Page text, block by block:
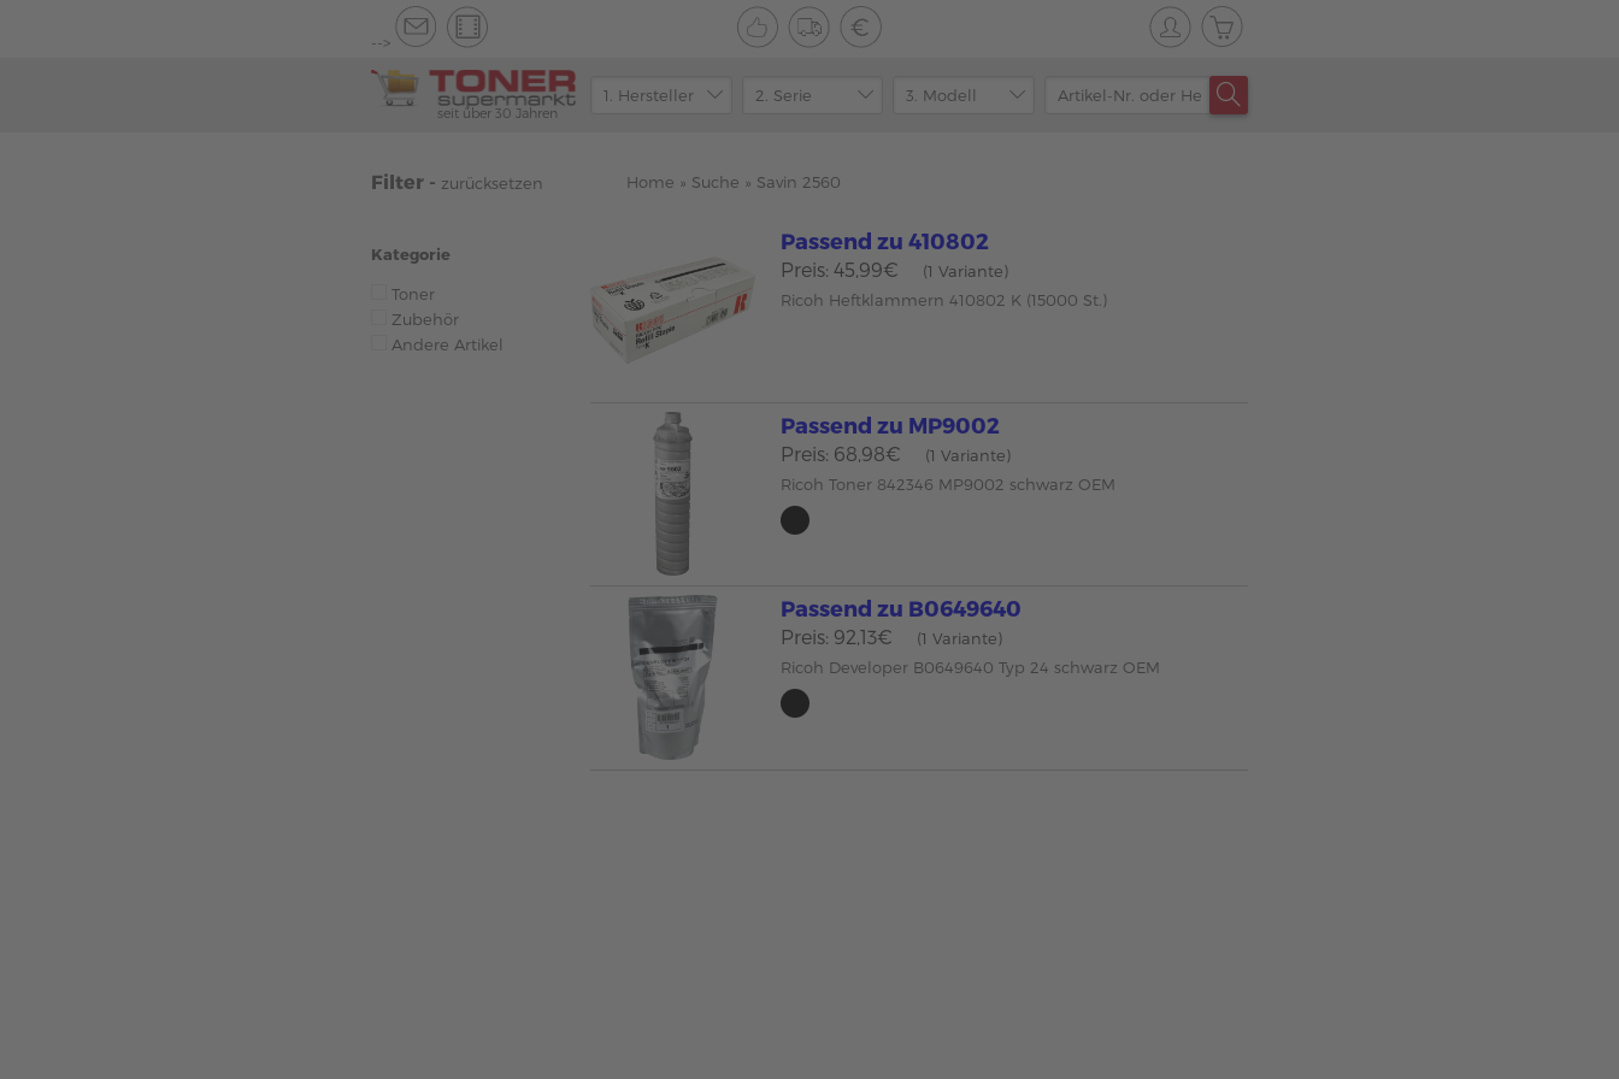
-->
seit über 30 Jahren
Filter - zurücksetzen
Kategorie
Toner
Zubehör
Andere Artikel
Home » Suche » Savin 2560
Passend zu 410802
Preis: 45,99€
(1 Variante)
Ricoh Heftklammern 410802 K (15000 St.)
Passend zu MP9002
Preis: 68,98€
(1 Variante)
Ricoh Toner 842346 MP9002 schwarz OEM
Passend zu B0649640
Preis: 92,13€
(1 Variante)
Ricoh Developer B0649640 Typ 24 schwarz OEM